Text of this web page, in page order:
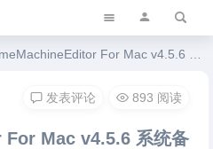
For Mac v4.5.6 系统备份时间修改工具
Mac v4.5.6 系统备
发表评论 893 阅读